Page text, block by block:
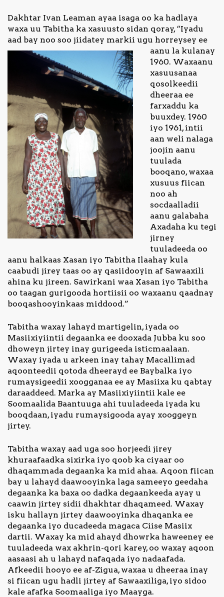
Dakhtar Ivan Leaman ayaa isaga oo ka hadlaya
waxa uu Tabitha ka xasuusto sidan qoray, “Iyadu
aad bay noo soo jiidatey markii ugu horreysey ee
aanu la kulanay
1960. Waxaanu
xasuusanaa
qosolkeedii
dheeraa ee
farxaddu ka
buuxdey. 1960
iyo 1961, intii
aan weli nalaga
joojin aanu
tuulada
booqano, waxaa
xusuus fiican
noo ah
socdaalladii
aanu galabaha
Axadaha ku tegi
jirney
tuuladeeda oo
aanu halkaas Xasan iyo Tabitha Ilaahay kula
caabudi jirey taas oo ay qasiidooyin af Sawaaxili
ahina ku jireen. Sawirkani waa Xasan iyo Tabitha
oo taagan gurigooda hortiisii oo waxaanu qaadnay
booqashooyinkaas middood.”
Tabitha waxay lahayd martigelin, iyada oo
Masiixiyiintii degaanka ee dooxada Jubba ku soo
dhoweyn jirtey inay gurigeeda isticmaalaan.
Waxay iyada u arkeen inay tahay Macallimad
aqoonteedii qotoda dheerayd ee Baybalka iyo
rumaysigeedii xoogganaa ee ay Masiixa ku qabtay
daraaddeed. Marka ay Masiixiyiintii kale ee
Soomaalida Baantuuga ahi tuuladeeda iyada ku
booqdaan, iyadu rumaysigooda ayay xooggeyn
jirtey.
Tabitha waxay aad uga soo horjeedi jirey
khuraafaadka sixirka iyo qoob ka ciyaar oo
dhaqammada degaanka ka mid ahaa. Aqoon fiican
bay u lahayd daawooyinka laga sameeyo geedaha
degaanka ka baxa oo dadka degaankeeda ayay u
caawin jirtey sidii dhakhtar dhaqameed. Waxay
isku hallayn jirtey daawooyinka dhaqanka ee
degaanka iyo ducadeeda magaca Ciise Masiix
dartii. Waxay ka mid ahayd dhowrka haweeney ee
tuuladeeda wax akhrin-qori karey, oo waxay aqoon
aasaasi ah u lahayd nafaqada iyo nadaafada.
Afkeedii hooyo ee af-Zigua, waxaa u dheeraa inay
si fiican ugu hadli jirtey af Sawaaxiliga, iyo sidoo
kale afafka Soomaaliga iyo Maayga.